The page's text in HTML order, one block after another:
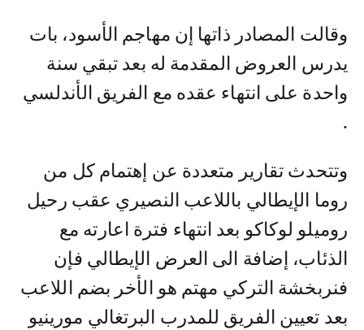
وقالت المصادر ذاتها إن مهاجم الأسود، بات
يدرس العروض المقدمة له بعد تبقي سنة
واحدة على انتهاء عقده مع الفريق الأندلسي
.
وتتحدث تقارير متعددة عن إهتمام كل من
روما الإيطالي باللاعب النصيري عقب رحيل
روميلو لوكاكو بعد انتهاء فترة اعارته مع
الذئاب، إضافة الى العرض الإيطالي فإن
فنربخشة التركي مهتم هو الأخر بضم اللاعب
بعد تعيين الفريق للمدرب البرتغالي مورينيو